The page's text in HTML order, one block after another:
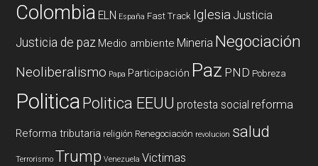
Colombia ELN España Fast Track Iglesia Justicia
Justicia de paz Medio ambiente Mineria Negociación
Neoliberalismo Papa Participación Paz PND Pobreza
PoliticaPolitica EEUU protesta social reforma
Reforma tributaria religión Renegociación revolucion salud
Terrorismo Trump Venezuela Victimas